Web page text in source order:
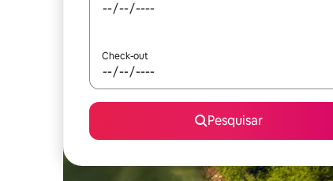
Check-out
Pesquisar